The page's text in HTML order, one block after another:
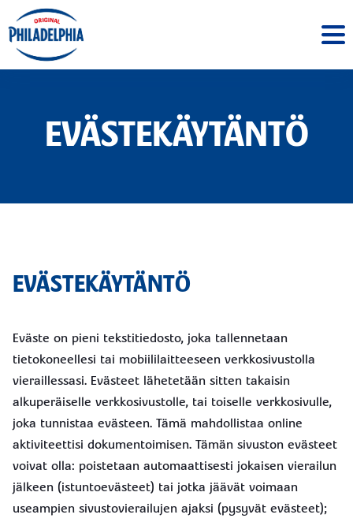
EVÄSTEKÄYTÄNTÖ
EVÄSTEKÄYTÄNTÖ
Eväste on pieni tekstitiedosto, joka tallennetaan
tietokoneellesi tai mobiililaitteeseen verkkosivustolla
vieraillessasi. Evästeet lähetetään sitten takaisin
alkuperäiselle verkkosivustolle, tai toiselle verkkosivulle,
joka tunnistaa evästeen. Tämä mahdollistaa online
aktiviteettisi dokumentoimisen. Tämän sivuston evästeet
voivat olla: poistetaan automaattisesti jokaisen vierailun
jälkeen (istuntoevästeet) tai jotka jäävät voimaan
useampien sivustovierailujen ajaksi (pysyvät evästeet);